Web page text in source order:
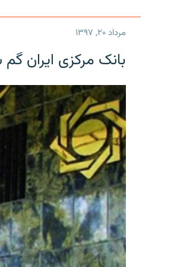
مرداد ۲۰, ۱۳۹۷
بانک مرکزی ایران گم شدن ۹ میلیارد دلار